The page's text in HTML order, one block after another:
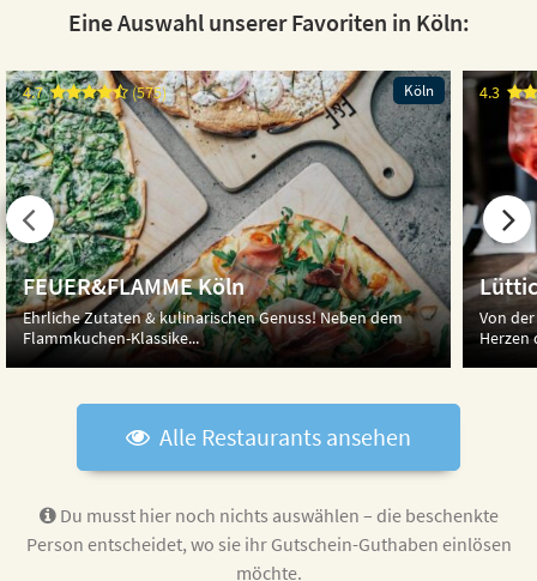
Eine Auswahl unserer Favoriten in Köln:
FEUER&FLAMME Köln
Ehrliche Zutaten & kulinarischen Genuss! Neben dem
Flammkuchen-Klassike...
Köln
4.7 (575)
Von
Herzen
4.3
Alle Restaurants ansehen
Du musst hier noch nichts auswählen – die beschenkte
Person entscheidet, wo sie ihr Gutschein-Guthaben einlösen
möchte.